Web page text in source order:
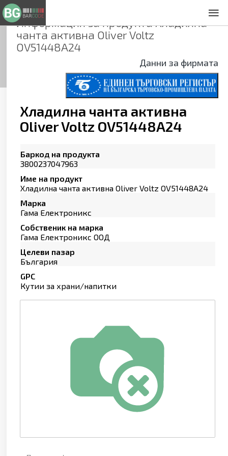
Информация за продуктаХладилна
чанта активна Oliver Voltz
OV51448A24
Данни за фирмата
Хладилна чанта активна
Oliver Voltz OV51448A24
Баркод на продукта
3800237047963
Име на продукт
Хладилна чанта активна Oliver Voltz OV51448A24
Марка
Гама Електроникс
Собственик на марка
Гама Електроникс ООД
Целеви пазар
България
GPC
Кутии за храни/напитки
Общи условия
Декларация за проверителност
Заснемане на продукти
Контакти